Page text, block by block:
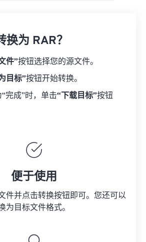
为 RAR？
件”按钮选择您的源文件。
目标”按钮开始转换。
完成”时，单击“下载目标”按钮
便于使用
件并点击转换按钮即可。您还可以
为目标文件格式。